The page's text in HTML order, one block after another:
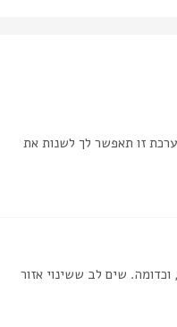
זו תאפשר לך לשנות את
שים לב ששינוי אזור